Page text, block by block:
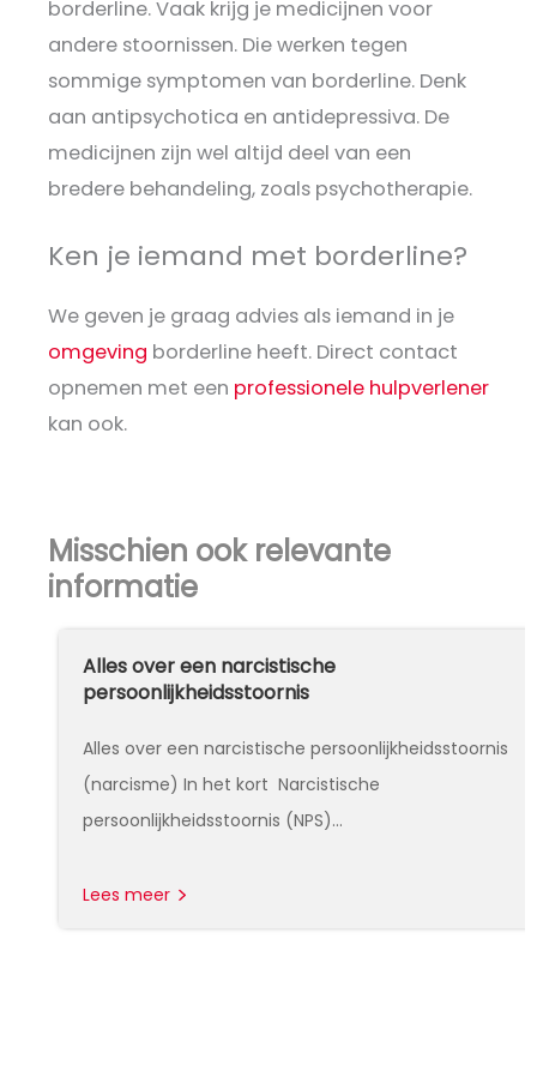
borderline. Vaak krijg je medicijnen voor
andere stoornissen. Die werken tegen
sommige symptomen van borderline. Denk
aan antipsychotica en antidepressiva. De
medicijnen zijn wel altijd deel van een
bredere behandeling, zoals psychotherapie.
Ken je iemand met borderline?
We geven je graag advies als iemand in je
omgeving borderline heeft. Direct contact
opnemen met een professionele hulpverlener
kan ook.
Misschien ook relevante
informatie
Alles over een narcistische
persoonlijkheidsstoornis
Alles over een narcistische persoonlijkheidsstoornis
(narcisme) In het kort Narcistische
persoonlijkheidsstoornis (NPS)…
Lees meer